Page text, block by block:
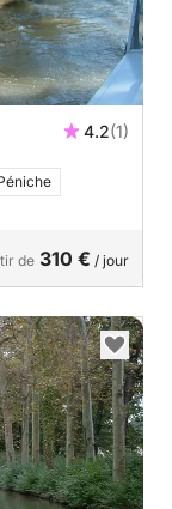
4.2(1)
de 310 € / jour